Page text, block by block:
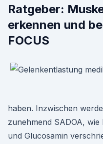
Ratgeber:
erkennen und
FOCUS
haben. Inzwischen
zunehmend SADOA,
und Glucosamin